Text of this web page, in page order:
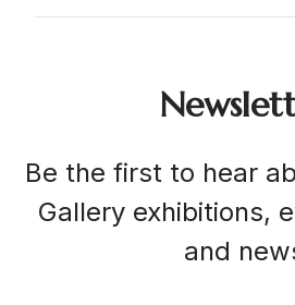
Be the first to hear
Gallery exhibitions,
and